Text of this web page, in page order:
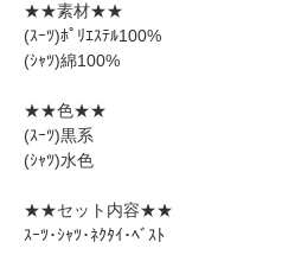
★★素材★★
(ｽｰﾂ)ﾎﾟﾘｴｽﾃﾙ100%
(ｼｬﾂ)綿100%
★★色★★
(ｽｰﾂ)黒系
(ｼｬﾂ)水色
★★セット内容★★
ｽｰﾂ･ｼｬﾂ･ﾈｸﾀｲ･ﾍﾞｽﾄ